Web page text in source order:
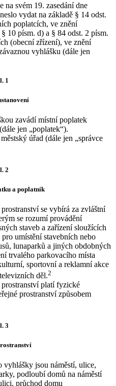
na svém 19. zasedání dne
vydat na základě § 14 odst.
poplatcích, ve znění
10 písm. d) a § 84 odst. 2 písm.
(obecní zřízení), ve znění
vyhlášku (dále jen
1
zavádí místní poplatek
jen „poplatek“).
úřad (dále jen „správce
2
a poplatník
se vybírá za zvláštní
se rozumí provádění
staveb a zařízení sloužících
umístění stavebních nebo
lunaparků a jiných obdobných
trvalého parkovacího místa
sportovní a reklamní akce
děl.2
platí fyzické
prostranství způsobem
3
vyhlášky jsou náměstí, ulice,
podloubí domů na náměstí
průchod domu